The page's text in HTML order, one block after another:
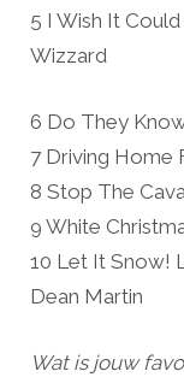
5 I Wish It
Wizzard
6 Do They
7 Driving Home
8 Stop The
9 White
10 Let It Snow!
Dean Martin
Wat is jouw